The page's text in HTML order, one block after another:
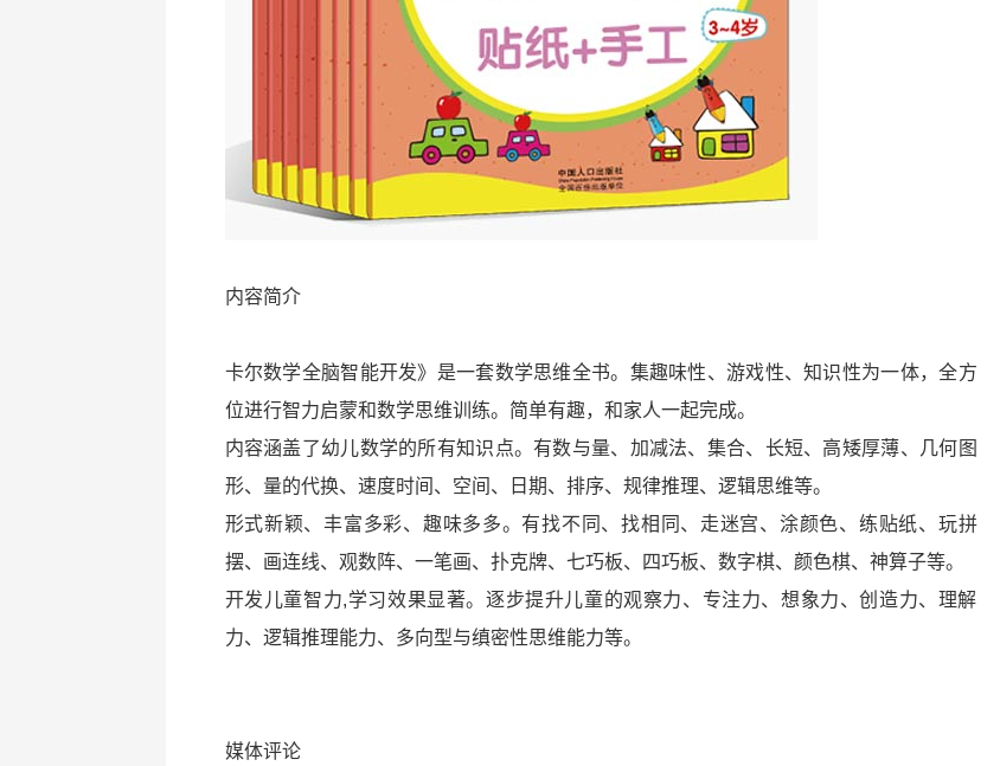
内容简介
卡尔数学全脑智能开发》是一套数学思维全书。集趣味性、游戏性、知识性为一体，全方
位进行智力启蒙和数学思维训练。简单有趣，和家人一起完成。
内容涵盖了幼儿数学的所有知识点。有数与量、加减法、集合、长短、高矮厚薄、几何图
形、量的代换、速度时间、空间、日期、排序、规律推理、逻辑思维等。
形式新颖、丰富多彩、趣味多多。有找不同、找相同、走迷宫、涂颜色、练贴纸、玩拼
摆、画连线、观数阵、一笔画、扑克牌、七巧板、四巧板、数字棋、颜色棋、神算子等。
开发儿童智力,学习效果显著。逐步提升儿童的观察力、专注力、想象力、创造力、理解
力、逻辑推理能力、多向型与缜密性思维能力等。
媒体评论